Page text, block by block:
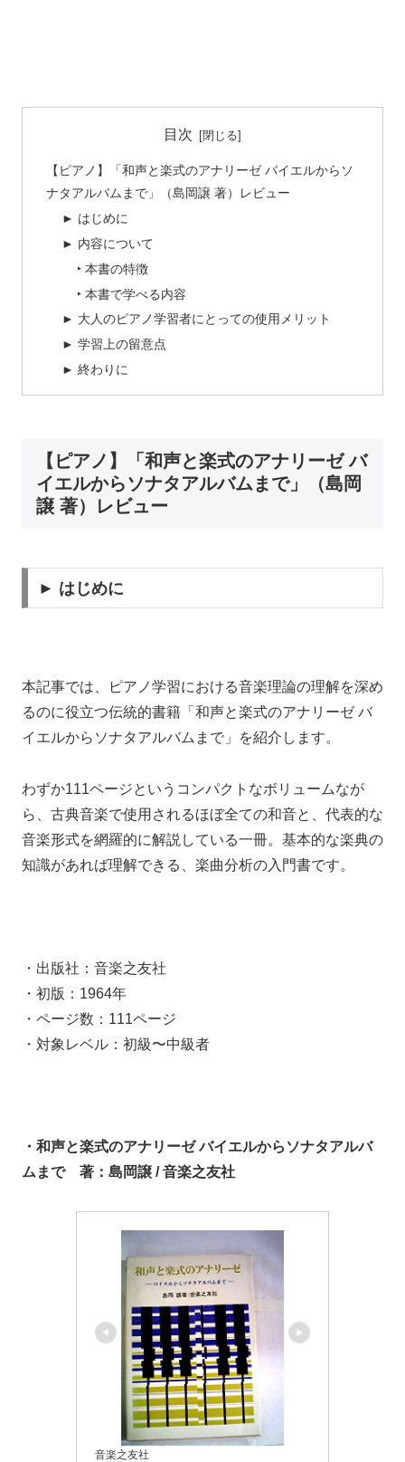
目次
【ピアノ】「和声と楽式のアナリーゼ バイエルからソ
ナタアルバムまで」（島岡譲 著）レビュー
► はじめに
► 内容について
‣ 本書の特徴
‣ 本書で学べる内容
► 大人のピアノ学習者にとっての使用メリット
► 学習上の留意点
► 終わりに
【ピアノ】「和声と楽式のアナリーゼ バ
イエルからソナタアルバムまで」（島岡
譲 著）レビュー
► はじめに
本記事では、ピアノ学習における音楽理論の理解を深め
るのに役立つ伝統的書籍「和声と楽式のアナリーゼ バ
イエルからソナタアルバムまで」を紹介します。
わずか111ページというコンパクトなボリュームなが
ら、古典音楽で使用されるほぼ全ての和音と、代表的な
音楽形式を網羅的に解説している一冊。基本的な楽典の
知識があれば理解できる、楽曲分析の入門書です。
・出版社：音楽之友社
・初版：1964年
・ページ数：111ページ
・対象レベル：初級〜中級者
・和声と楽式のアナリーゼ バイエルからソナタアルバ
ムまで 著：島岡譲 / 音楽之友社
音楽之友社